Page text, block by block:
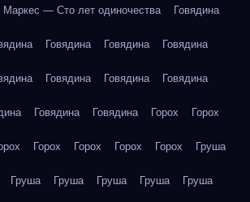
Маркес — Сто лет одиночества Говядина
Говядина Говядина Говядина
Говядина Говядина Говядина
Говядина Говядина Горох Горох
Горох Горох Горох Горох Груша
Груша Груша Груша Груша Груша